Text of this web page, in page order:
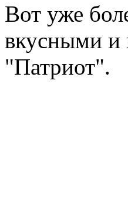
Вот уже
вкусными и
"Патриот".